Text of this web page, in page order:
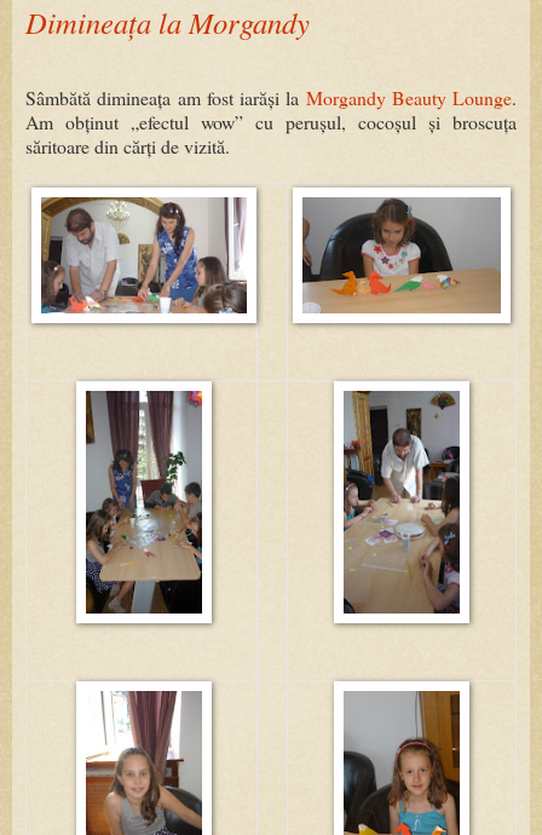
Dimineața la Morgandy
Sâmbătă dimineața am fost iarăși la Morgandy Beauty Lounge.
Am obținut „efectul wow” cu perușul, cocoșul și broscuța
săritoare din cărți de vizită.